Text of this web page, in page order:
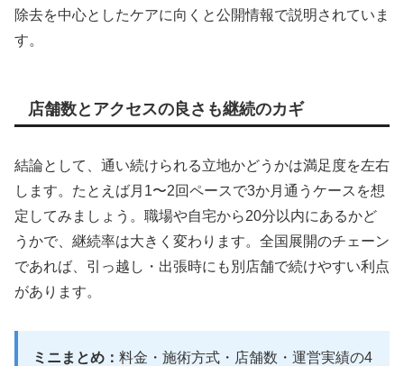
除去を中心としたケアに向くと公開情報で説明されていま
す。
店舗数とアクセスの良さも継続のカギ
結論として、通い続けられる立地かどうかは満足度を左右
します。たとえば月1〜2回ペースで3か月通うケースを想
定してみましょう。職場や自宅から20分以内にあるかど
うかで、継続率は大きく変わります。全国展開のチェーン
であれば、引っ越し・出張時にも別店舗で続けやすい利点
があります。
ミニまとめ： 料金・施術方式・店舗数・運営実績の4